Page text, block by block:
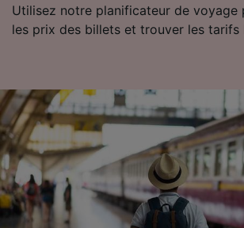
Utilisez notre planificateur de voyage
les prix des billets et trouver les tarifs